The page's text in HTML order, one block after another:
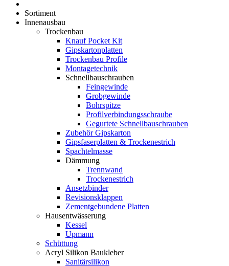
Sortiment
Innenausbau
Trockenbau
Knauf Pocket Kit
Gipskartonplatten
Trockenbau Profile
Montagetechnik
Schnellbauschrauben
Feingewinde
Grobgewinde
Bohrspitze
Profilverbindungsschraube
Gegurtete Schnellbauschrauben
Zubehör Gipskarton
Gipsfaserplatten & Trockenestrich
Spachtelmasse
Dämmung
Trennwand
Trockenestrich
Ansetzbinder
Revisionsklappen
Zementgebundene Platten
Hausentwässerung
Kessel
Upmann
Schüttung
Acryl Silikon Baukleber
Sanitärsilikon